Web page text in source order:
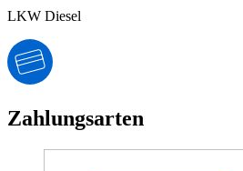
LKW Diesel
Zahlungsarten